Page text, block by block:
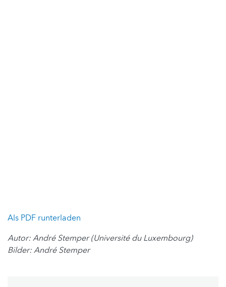
Als PDF runterladen
Autor: André Stemper (Université du Luxembourg)
Bilder: André Stemper